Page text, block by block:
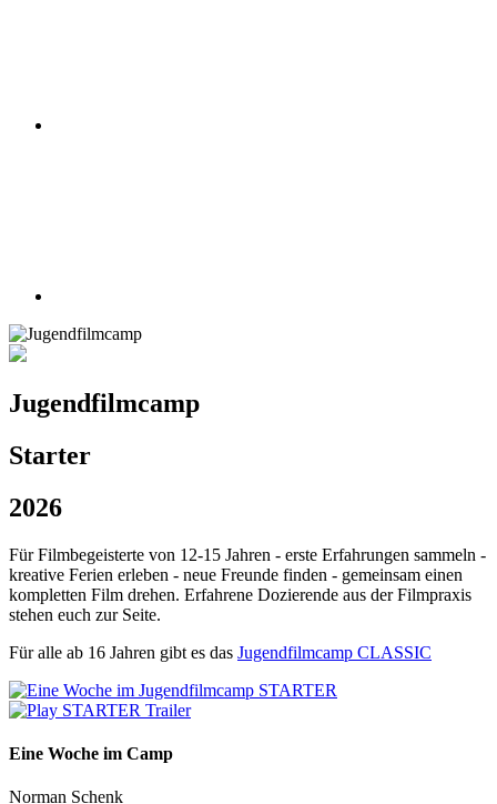
Jugendfilmcamp
Starter
2026
Für Filmbegeisterte von 12-15 Jahren - erste Erfahrungen sammeln -
kreative Ferien erleben - neue Freunde finden - gemeinsam einen
kompletten Film drehen. Erfahrene Dozierende aus der Filmpraxis
stehen euch zur Seite.
Für alle ab 16 Jahren gibt es das Jugendfilmcamp CLASSIC
Eine Woche im Camp
Norman Schenk